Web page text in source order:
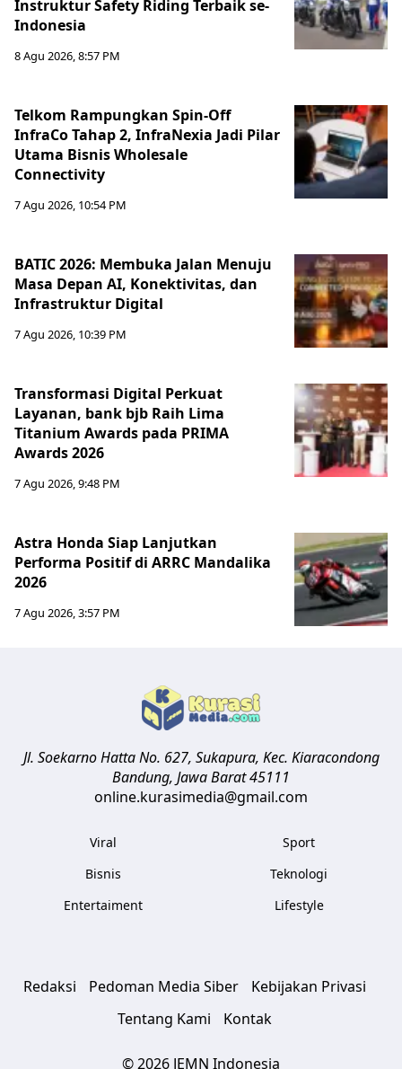
Instruktur Safety Riding Terbaik se-
Indonesia
8 Agu 2026, 8:57 PM
Telkom Rampungkan Spin-Off
InfraCo Tahap 2, InfraNexia Jadi Pilar
Utama Bisnis Wholesale
Connectivity
7 Agu 2026, 10:54 PM
BATIC 2026: Membuka Jalan Menuju
Masa Depan AI, Konektivitas, dan
Infrastruktur Digital
7 Agu 2026, 10:39 PM
Transformasi Digital Perkuat
Layanan, bank bjb Raih Lima
Titanium Awards pada PRIMA
Awards 2026
7 Agu 2026, 9:48 PM
Astra Honda Siap Lanjutkan
Performa Positif di ARRC Mandalika
2026
7 Agu 2026, 3:57 PM
Jl. Soekarno Hatta No. 627, Sukapura, Kec. Kiaracondong
Bandung, Jawa Barat45111
online.kurasimedia@gmail.com
Viral
Bisnis
Entertaiment
Sport
Teknologi
Lifestyle
Redaksi Pedoman Media Siber
Kebijakan Privasi
Tentang Kami
Kontak
© 2026 JEMN Indonesia